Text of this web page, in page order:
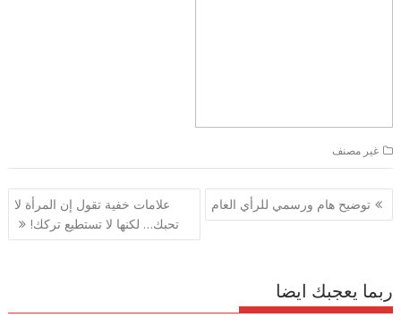
غير مصنف
تصفّح
المقالات
توضيح هام ورسمي للرأي العام
علامات خفية تقول إن المرأة لا
تحبك… لكنها لا تستطيع تركك!
ربما يعجبك ايضا